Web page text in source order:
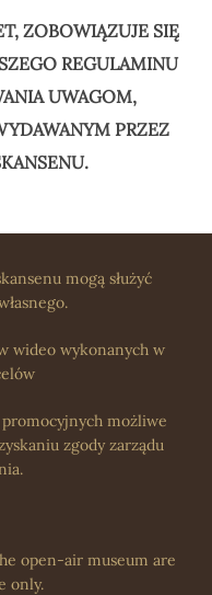
ZOBOWIĄZUJE SIĘ
REGULAMINU
UWAGOM,
PRZEZ
mogą służyć
wideo wykonanych w
możliwe
zgody zarządu
open-air museum are
only.